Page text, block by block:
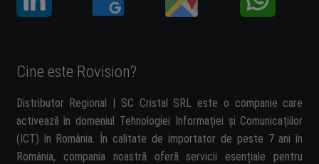
Cine este Rovision?
Distributor Regional | SC Cristal SRL este o companie care
activează în domeniul Tehnologiei Informației și Comunicațiilor
(ICT) în România. În calitate de importator de peste 7 ani în
România, compania noastră oferă servicii esențiale pentru